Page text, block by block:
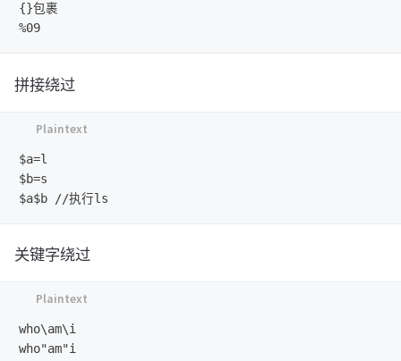
{}包裹
拼接绕过
$a=l
$b=s
关键字绕过
who\am\i
who"am"i